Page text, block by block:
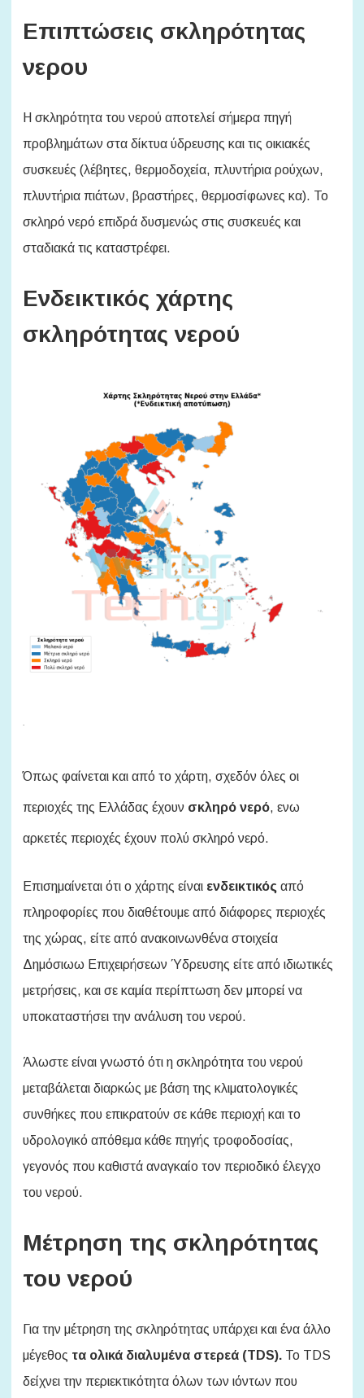
Επιπτώσεις σκληρότητας
νερου
Η σκληρότητα του νερού αποτελεί σήμερα πηγή
προβλημάτων στα δίκτυα ύδρευσης και τις οικιακές
συσκευές (λέβητες, θερμοδοχεία, πλυντήρια ρούχων,
πλυντήρια πιάτων, βραστήρες, θερμοσίφωνες κα). Το
σκληρό νερό επιδρά δυσμενώς στις συσκευές και
σταδιακά τις καταστρέφει.
Ενδεικτικός χάρτης
σκληρότητας νερού
Όπως φαίνεται και από το χάρτη, σχεδόν όλες οι
περιοχές της Ελλάδας έχουν σκληρό νερό, ενω
αρκετές περιοχές έχουν πολύ σκληρό νερό.
Επισημαίνεται ότι ο χάρτης είναι ενδεικτικός από
πληροφορίες που διαθέτουμε από διάφορες περιοχές
της χώρας, είτε από ανακοινωνθένα στοιχεία
Δημόσιωω Επιχειρήσεων Ύδρευσης είτε από ιδιωτικές
μετρήσεις, και σε καμία περίπτωση δεν μπορεί να
υποκαταστήσει την ανάλυση του νερού.
Άλωστε είναι γνωστό ότι η σκληρότητα του νερού
μεταβάλεται διαρκώς με βάση της κλιματολογικές
συνθήκες που επικρατούν σε κάθε περιοχή και το
υδρολογικό απόθεμα κάθε πηγής τροφοδοσίας,
γεγονός που καθιστά αναγκαίο τον περιοδικό έλεγχο
του νερού.
Μέτρηση της σκληρότητας
του νερού
Για την μέτρηση της σκληρότητας υπάρχει και ένα άλλο
μέγεθος τα ολικά διαλυμένα στερεά (TDS). Το TDS
δείχνει την περιεκτικότητα όλων των ιόντων που